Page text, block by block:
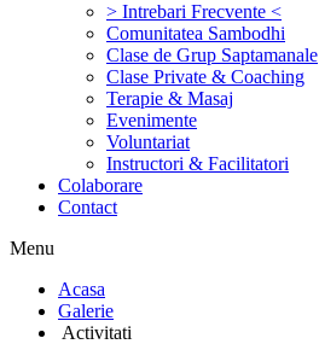
> Intrebari Frecvente <
Comunitatea Sambodhi
Clase de Grup Saptamanale
Clase Private & Coaching
Terapie & Masaj
‎Evenimente
Voluntariat
‏‏‎Instructori & Facilitatori
Colaborare
Contact
Menu
‎Acasa
Galerie
‎ ‎Activitati‎